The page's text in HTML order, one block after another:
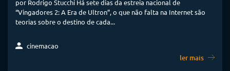
por Rodrigo Stucchi Há sete dias da estreia nacional de
“Vingadores 2: A Era de Ultron”, o que não falta na Internet são
teorias sobre o destino de cada...
cinemacao
ler mais